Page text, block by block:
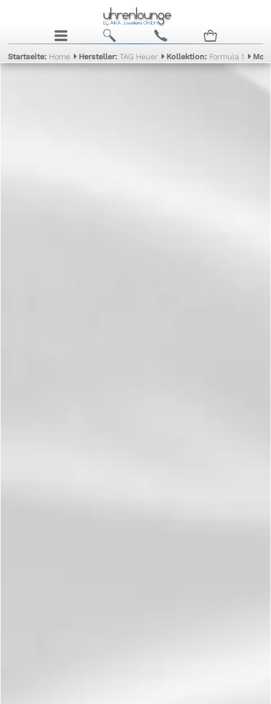
j b c n
Startseite: Home Hersteller:TAG Heuer Kollektion: Formula 1